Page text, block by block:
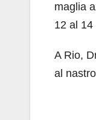
maglia
12 al 14
A Rio,
al